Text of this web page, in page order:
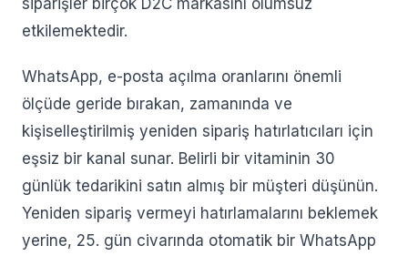
siparişler birçok D2C markasını olumsuz
etkilemektedir.
WhatsApp, e-posta açılma oranlarını önemli
ölçüde geride bırakan, zamanında ve
kişiselleştirilmiş yeniden sipariş hatırlatıcıları için
eşsiz bir kanal sunar. Belirli bir vitaminin 30
günlük tedarikini satın almış bir müşteri düşünün.
Yeniden sipariş vermeyi hatırlamalarını beklemek
yerine, 25. gün civarında otomatik bir WhatsApp